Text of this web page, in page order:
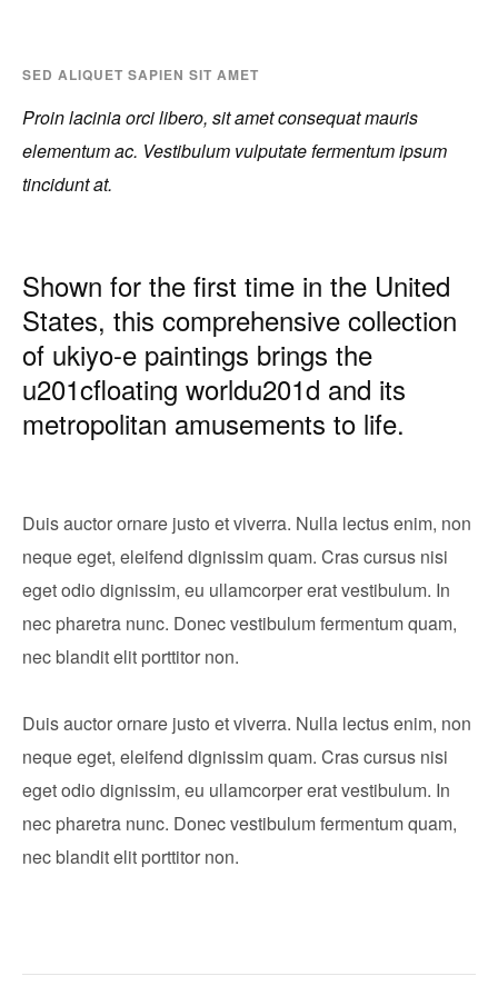
SED ALIQUET SAPIEN SIT AMET
Proin lacinia orci libero, sit amet consequat mauris
elementum ac. Vestibulum vulputate fermentum ipsum
tincidunt at.
Shown for the first time in the United
States, this comprehensive collection
of ukiyo-e paintings brings the
u201cfloating worldu201d and its
metropolitan amusements to life.
Duis auctor ornare justo et viverra. Nulla lectus enim, non
neque eget, eleifend dignissim quam. Cras cursus nisi
eget odio dignissim, eu ullamcorper erat vestibulum. In
nec pharetra nunc. Donec vestibulum fermentum quam,
nec blandit elit porttitor non.
Duis auctor ornare justo et viverra. Nulla lectus enim, non
neque eget, eleifend dignissim quam. Cras cursus nisi
eget odio dignissim, eu ullamcorper erat vestibulum. In
nec pharetra nunc. Donec vestibulum fermentum quam,
nec blandit elit porttitor non.